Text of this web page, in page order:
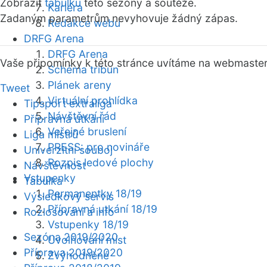
Kariéra
Redakce webu
DRFG Arena
DRFG Arena
Schéma tribun
Plánek areny
Virtuální prohlídka
Návštěvní řád
Veřejné bruslení
PRESS: pro novináře
Rozpis ledové plochy
Vstupenky
Permanentky 18/19
Přípravná utkání 18/19
Vstupenky 18/19
Uvolňování míst
Zvýhodněné
Zobrazit tabulku této sezóny a soutěže.
Zadaným parametrům nevyhovuje žádný zápas.
Vaše připomínky k této stránce uvítáme na webmaster
Tweet
Tipsport extraliga
Přípravná utkání
Liga mistrů
Univerzitní souboj
Návštěvnost
Tabulka
Výsledkový servis
Rozlosování a info
Sezóna 2019/2020
Příprava 2019/2020